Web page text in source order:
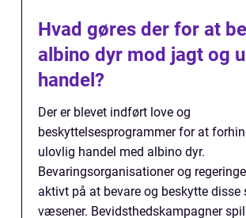
Hvad gøres der for at
albino dyr mod jagt og
handel?
Der er blevet indført love og
beskyttelsesprogrammer for at
ulovlig handel med albino dyr.
Bevaringsorganisationer og
aktivt på at bevare og beskytte
væsener. Bevidsthedskampagner